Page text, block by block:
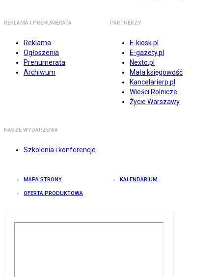
REKLAMA I PRENUMERATA
Reklama
Ogłoszenia
Prenumerata
Archiwum
PARTNERZY
E-kiosk.pl
E-gazety.pl
Nexto.pl
Mała księgowość
Kancelarierp.pl
Wieści Rolnicze
Życie Warszawy
NASZE WYDARZENIA
Szkolenia i konferencje
MAPA STRONY KALENDARIUM
OFERTA PRODUKTOWA